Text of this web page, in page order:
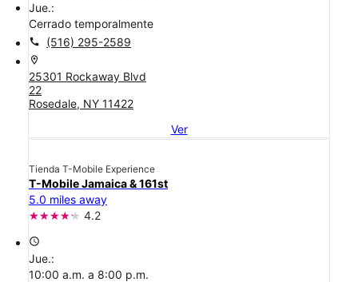
Jue.:
Cerrado temporalmente
call (516) 295-2589
location_on
25301 Rockaway Blvd
22
Rosedale, NY 11422
Ver
Tienda T-Mobile Experience
T-Mobile Jamaica & 161st
5.0 miles away
4.2
access_time
Jue.:
10:00 a.m. a 8:00 p.m.